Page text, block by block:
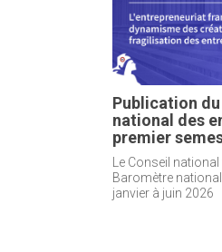
Publication
national des
premier
Le Conseil
Baromètre
janvier à juin 2026